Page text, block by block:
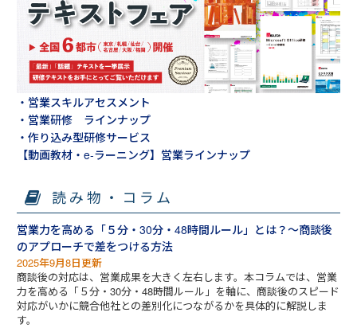
・営業スキルアセスメント
・営業研修 ラインナップ
・作り込み型研修サービス
【動画教材・e-ラーニング】営業ラインナップ
読み物・コラム
営業力を高める「５分・30分・48時間ルール」とは？～商談後
のアプローチで差をつける方法
2025年9月8日更新
商談後の対応は、営業成果を大きく左右します。本コラムでは、営業
力を高める「５分・30分・48時間ルール」を軸に、商談後のスピード
対応がいかに競合他社との差別化につながるかを具体的に解説しま
す。